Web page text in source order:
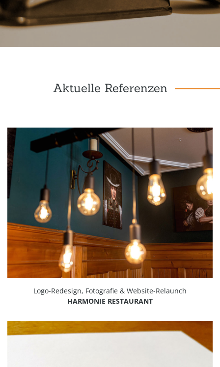
Aktuelle Referenzen
Logo-Redesign, Fotografie & Website-Relaunch
HARMONIE RESTAURANT